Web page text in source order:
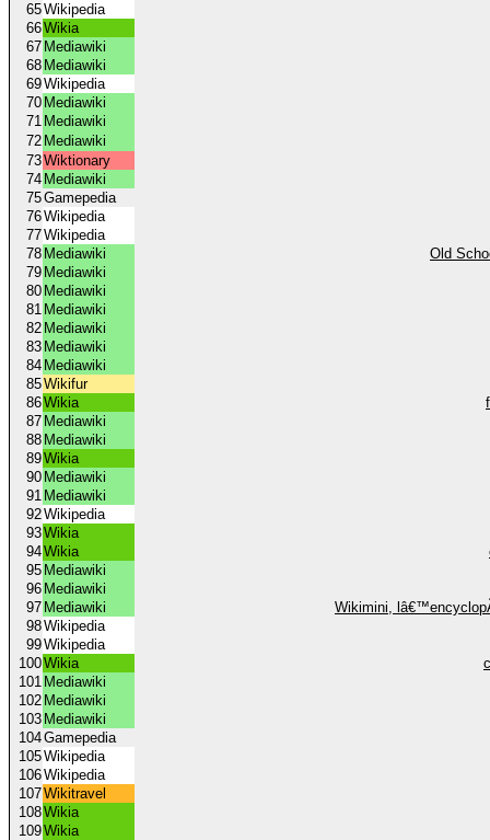
65Wikipedia
66Wikia
67 Mediawiki
68 Mediawiki
69Wikipedia
70 Mediawiki
71 Mediawiki
72 Mediawiki
73Wiktionary
74 Mediawiki
75Gamepedia
76Wikipedia
77Wikipedia
78 Mediawiki
Old
79 Mediawiki
80 Mediawiki
81 Mediawiki
82 Mediawiki
83 Mediawiki
84 Mediawiki
85Wikifur
86Wikia
87 Mediawiki
88 Mediawiki
89Wikia
90 Mediawiki
91 Mediawiki
92Wikipedia
93Wikia
94Wikia
95 Mediawiki
96 Mediawiki
97 Mediawiki
Wikimini,
98Wikipedia
99Wikipedia
100Wikia
101 Mediawiki
102 Mediawiki
103 Mediawiki
104Gamepedia
105Wikipedia
106Wikipedia
107Wikitravel
108Wikia
109Wikia